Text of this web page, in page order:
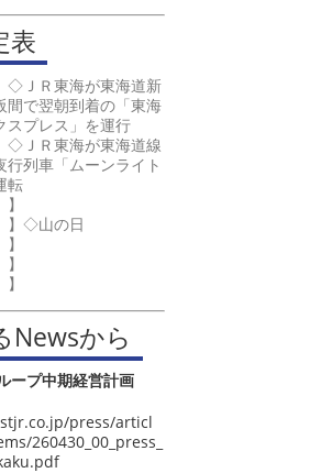
表
◇ＪＲ東海が東海道新
で翌朝到着の「東海
スプレス」を運行
◇ＪＲ東海が東海道線
列車「ムーンライト
転
】◇山の日
Newsから
ープ中期経営計画
press/articl
260430_00_press_